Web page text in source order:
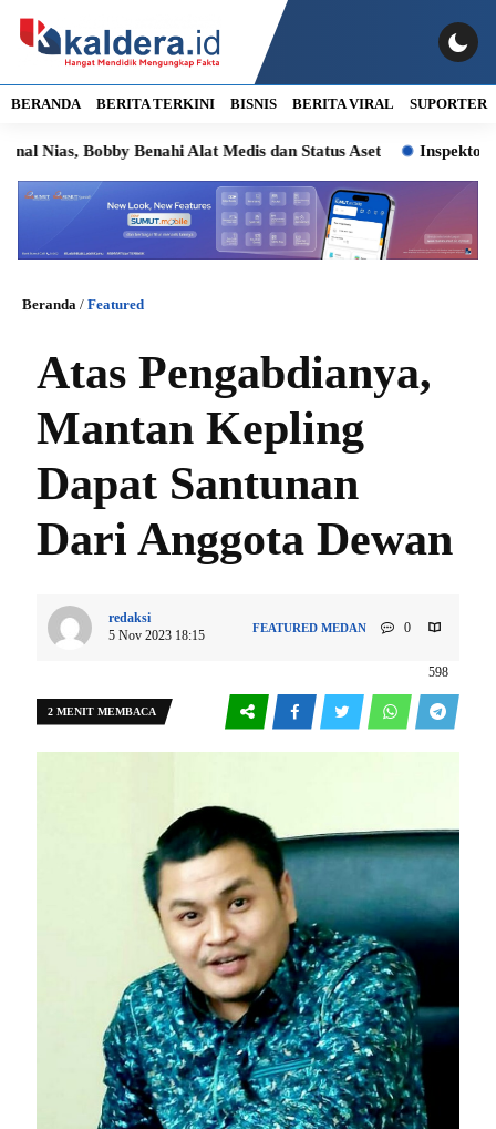
BERANDA BERITA TERKINI BISNIS BERITA VIRAL SUPORTER
Bobby Benahi Alat Medis dan Status Aset Inspektorat
Beranda / Featured
Atas Pengabdianya,
Mantan Kepling
Dapat Santunan
Dari Anggota Dewan
redaksi
5 Nov 2023 18:15
FEATURED MEDAN 0
598
2 MENIT MEMBACA